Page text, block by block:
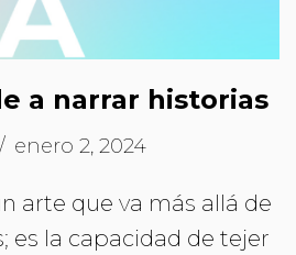
a narrar historias
enero 2, 2024
arte que va más allá de
es la capacidad de tejer